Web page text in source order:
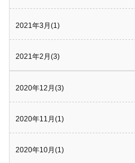
2021年3月(1)
2021年2月(3)
2020年12月(3)
2020年11月(1)
2020年10月(1)